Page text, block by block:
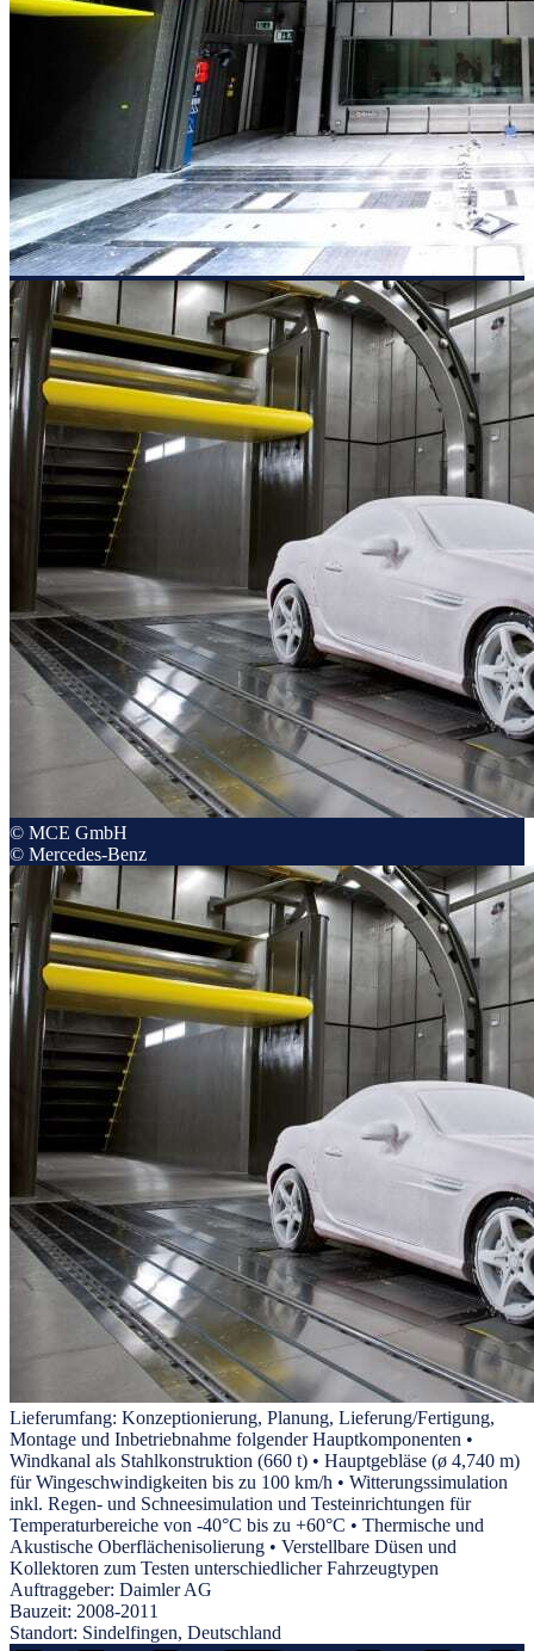
© MCE GmbH
© Mercedes-Benz
Lieferumfang: Konzeptionierung, Planung, Lieferung/Fertigung,
Montage und Inbetriebnahme folgender Hauptkomponenten •
Windkanal als Stahlkonstruktion (660 t) • Hauptgebläse (ø 4,740 m)
für Wingeschwindigkeiten bis zu 100 km/h • Witterungssimulation
inkl. Regen- und Schneesimulation und Testeinrichtungen für
Temperaturbereiche von -40°C bis zu +60°C • Thermische und
Akustische Oberflächenisolierung • Verstellbare Düsen und
Kollektoren zum Testen unterschiedlicher Fahrzeugtypen
Auftraggeber: Daimler AG
Bauzeit: 2008-2011
Standort: Sindelfingen, Deutschland